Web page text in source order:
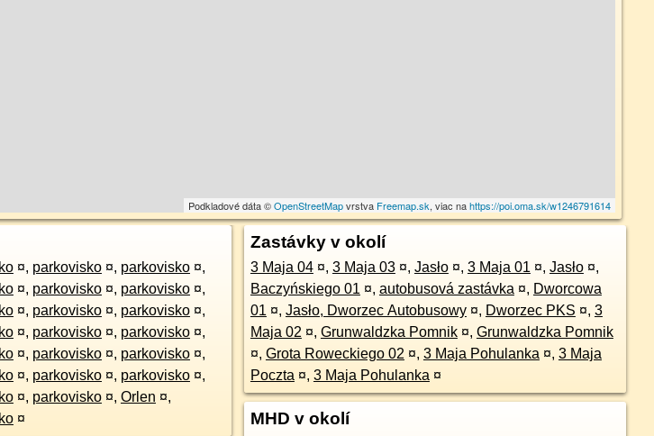
Podkladové dáta ©OpenStreetMapvrstva Freemap.sk, viac nahttps://poi.oma.sk/w1246791614
¤, parkovisko ¤, parkovisko ¤,
¤, parkovisko ¤, parkovisko ¤,
¤, parkovisko ¤, parkovisko ¤,
¤, parkovisko ¤, parkovisko ¤,
¤, parkovisko ¤, parkovisko ¤,
¤, parkovisko ¤, parkovisko ¤,
¤, parkovisko ¤, Orlen ¤,
¤
Zastávky v okolí
3 Maja 04 ¤, 3 Maja 03 ¤, Jasło ¤, 3 Maja 01 ¤, Jasło ¤,
Baczyńskiego 01 ¤, autobusová zastávka ¤, Dworcowa
01 ¤, Jasło, Dworzec Autobusowy ¤, Dworzec PKS ¤, 3
Maja 02 ¤, Grunwaldzka Pomnik ¤, Grunwaldzka Pomnik
¤, Grota Roweckiego 02 ¤, 3 Maja Pohulanka ¤, 3 Maja
Poczta ¤, 3 Maja Pohulanka ¤
MHD v okolí